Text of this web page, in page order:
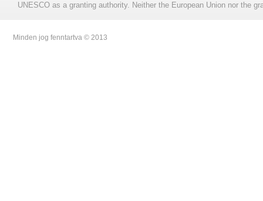
UNESCO as a granting authority. Neither the European Union nor the
Minden jog fenntartva © 2013